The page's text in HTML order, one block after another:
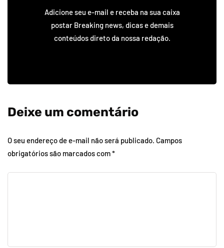
Adicione seu e-mail e receba na sua caixa
postar Breaking news, dicas e demais
conteúdos direto da nossa redação.
Deixe um comentário
O seu endereço de e-mail não será publicado. Campos
obrigatórios são marcados com*